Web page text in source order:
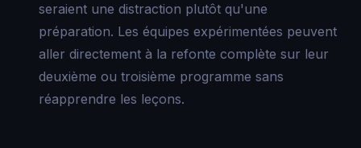
seraient une distraction plutôt qu'une
préparation. Les équipes expérimentées peuvent
aller directement à la refonte complète sur leur
deuxième ou troisième programme sans
réapprendre les leçons.